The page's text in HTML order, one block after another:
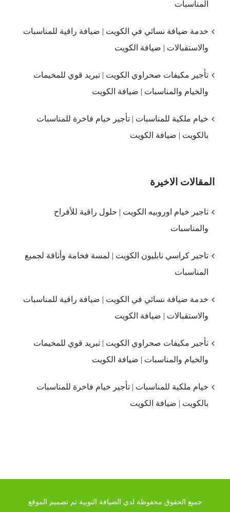
المناسبات
خدمة ضيافة نسائي في الكويت | ضيافة راقية للمناسبات
والاستقبالات | ضيافة الكويت
تأجير مكيفات صحراوي الكويت | تبريد قوي للمخيمات
والخيام والمناسبات | ضيافة الكويت
خيام ملكية للمناسبات | تأجير خيام فاخرة للمناسبات
بالكويت | ضيافة الكويت
المقالات الاخيرة
تاجير خيام اوروبيه الكويت | حلول راقية للأفراح
والمناسبات
تاجير كراسي نابليون الكويت | لمسة فخامة وأناقة لجميع
المناسبات
خدمة ضيافة نسائي في الكويت | ضيافة راقية للمناسبات
والاستقبالات | ضيافة الكويت
تأجير مكيفات صحراوي الكويت | تبريد قوي للمخيمات
والخيام والمناسبات | ضيافة الكويت
خيام ملكية للمناسبات | تأجير خيام فاخرة للمناسبات
بالكويت | ضيافة الكويت
جميع الحقوق محفوظة لدي الضيافة النوبية تم تصميم الموقع